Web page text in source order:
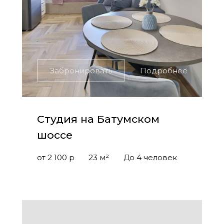
Студия на Батумском
шоссе
от 2 100 р 23 м² До 4 человек
Подробнее
Забронировать